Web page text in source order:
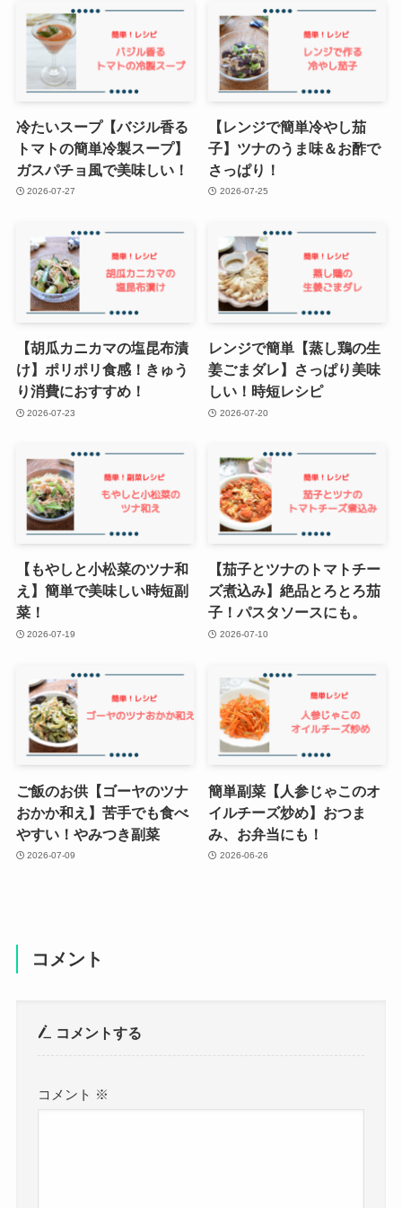
冷たいスープ【バジル香る
トマトの簡単冷製スープ】
ガスパチョ風で美味しい！
2026-07-27
【レンジで簡単冷やし茄
子】ツナのうま味＆お酢で
さっぱり！
2026-07-25
【胡瓜カニカマの塩昆布漬
け】ポリポリ食感！きゅう
り消費におすすめ！
2026-07-23
レンジで簡単【蒸し鶏の生
姜ごまダレ】さっぱり美味
しい！時短レシピ
2026-07-20
【もやしと小松菜のツナ和
え】簡単で美味しい時短副
菜！
2026-07-19
【茄子とツナのトマトチー
ズ煮込み】絶品とろとろ茄
子！パスタソースにも。
2026-07-10
ご飯のお供【ゴーヤのツナ
おかか和え】苦手でも食べ
やすい！やみつき副菜
2026-07-09
簡単副菜【人参じゃこのオ
イルチーズ炒め】おつま
み、お弁当にも！
2026-06-26
コメント
コメントする
コメント ※